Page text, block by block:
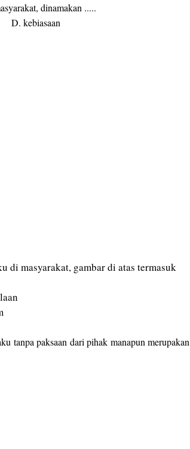
dinamakan .....
kebiasaan
di masyarakat, gambar di atas termasuk
tanpa paksaan dari pihak manapun merupakan